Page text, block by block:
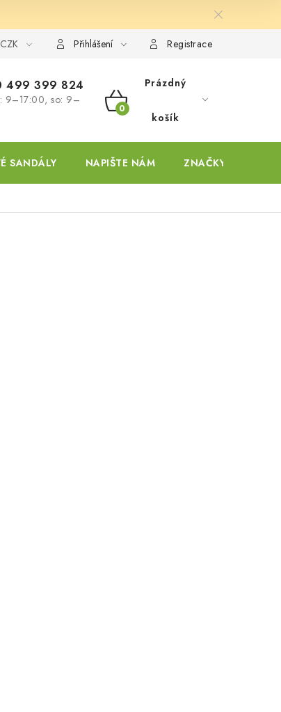
CZK Přihlášení Registrace
499 399 824
9–17:00, so: 9–
NÁKUPNÍ
KOŠÍK
Prázdný
košík
SANDÁLY NAPIŠTE NÁM ZNAČKY